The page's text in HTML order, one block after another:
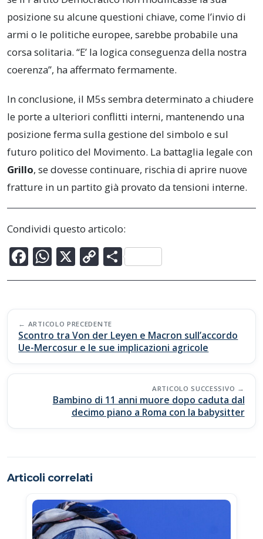
posizione su alcune questioni chiave, come l’invio di
armi o le politiche europee, sarebbe probabile una
corsa solitaria. “E’ la logica conseguenza della nostra
coerenza”, ha affermato fermamente.
In conclusione, il M5s sembra determinato a chiudere
le porte a ulteriori conflitti interni, mantenendo una
posizione ferma sulla gestione del simbolo e sul
futuro politico del Movimento. La battaglia legale con
Grillo, se dovesse continuare, rischia di aprire nuove
fratture in un partito già provato da tensioni interne.
Condividi questo articolo:
F
ac
b
o
o
k
W
h
s
A
p
p
X C
o
y
Li
n
k
C
o
di
vi
di
Post
navigation
ARTICOLO PRECEDENTE
Scontro tra Von der Leyen e Macron sull’accordo
Ue-Mercosur e le sue implicazioni agricole
ARTICOLO SUCCESSIVO
Bambino di 11 anni muore dopo caduta dal
decimo piano a Roma con la babysitter
Articoli correlati